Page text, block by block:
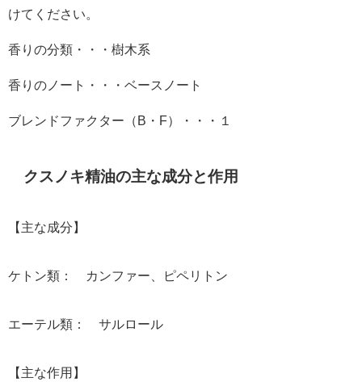
けてください。
香りの分類・・・樹木系
香りのノート・・・ベースノート
ブレンドファクター（ B ・ F）・・・１
クスノキ精油の主な成分と作用
【主な成分】
ケトン類： カンファー、ピペリトン
エーテル類： サルロール
【主な作用】